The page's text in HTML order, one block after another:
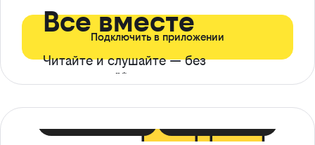
Все вместе
Читайте и слушайте — без
ограничений*
Подключить в приложении